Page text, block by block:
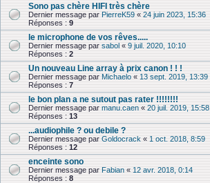
Sono pas chère HIFI très chère
Dernier message par PierreK59 « 24 juin 2023, 15:36
Réponses : 9
le microphone de vos rêves.....
Dernier message par sabol « 9 juil. 2020, 10:10
Réponses : 2
Un nouveau Line array à prix canon ! ! !
Dernier message par Michaelo « 13 sept. 2019, 13:39
Réponses : 7
le bon plan a ne sutout pas rater !!!!!!!!
Dernier message par manu.caen « 20 juil. 2019, 15:58
Réponses : 13
...audiophile ? ou debile ?
Dernier message par Goldocrack « 1 oct. 2018, 8:59
Réponses : 12
enceinte sono
Dernier message par Fabian « 12 avr. 2018, 0:14
Réponses : 8